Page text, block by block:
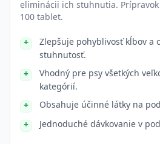
eliminácii ich stuhnutia.
100 tablet.
Zlepšuje pohyblivosť kĺbov a
stuhnutosť.
Vhodný pre psy všetkých
kategórií.
Obsahuje účinné látky na
Jednoduché dávkovanie v